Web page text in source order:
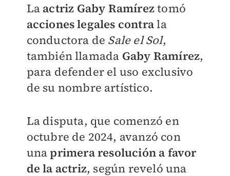
La actriz Gaby Ramíreztomó
acciones legales contrala
conductora de Sale el Sol,
también llamada Gaby Ramírez,
para defender el uso exclusivo
de su nombre artístico.
La disputa, que comenzó en
octubre de 2024, avanzó con
unaprimera resolución a favor
de la actriz, según reveló una